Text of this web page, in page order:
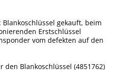
gekauft, beim
Erstschlüssel
vom defekten auf den
den Blankoschlüssel (4851762)